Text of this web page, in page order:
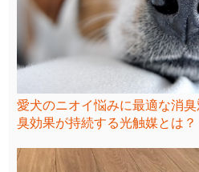
愛犬のニオイ悩みに最適な消
臭効果が持続する光触媒とは？